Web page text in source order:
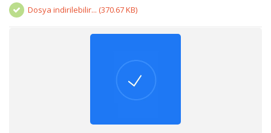
Dosya indirilebilir... (370.67 KB)